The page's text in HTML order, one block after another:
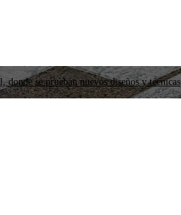
se prueban nuevos diseños y técnicas